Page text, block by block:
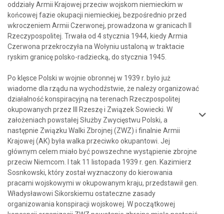
oddziały Armii Krajowej przeciw wojskom niemieckim w
końcowej fazie okupacji niemieckiej, bezpośrednio przed
wkroczeniem Armii Czerwonej, prowadzona w granicach II
Rzeczypospolitej. Trwała od 4 stycznia 1944, kiedy Armia
Czerwona przekroczyła na Wołyniu ustaloną w traktacie
ryskim granicę polsko-radziecką, do stycznia 1945.
Po klęsce Polski w wojnie obronnej w 1939 r. było już
wiadome dla rządu na wychodźstwie, że należy organizować
działalność konspiracyjną na terenach Rzeczpospolitej
okupowanych przez III Rzeszę i Związek Sowiecki. W
założeniach powstałej Służby Zwycięstwu Polski, a
następnie Związku Walki Zbrojnej (ZWZ) i finalnie Armii
Krajowej (AK) była walka przeciwko okupantowi. Jej
głównym celem miało być powszechne wystąpienie zbrojne
przeciw Niemcom. I tak 11 listopada 1939 r. gen. Kazimierz
Sosnkowski, który został wyznaczony do kierowania
pracami wojskowymi w okupowanym kraju, przedstawił gen.
Władysławowi Sikorskiemu ostateczne zasady
organizowania konspiracji wojskowej. W początkowej